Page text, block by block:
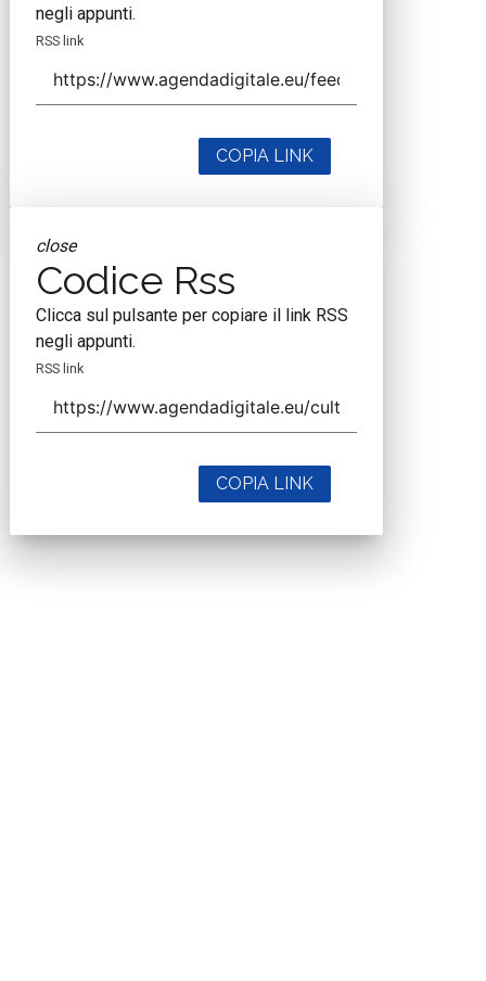
negli appunti.
RSS link
COPIA LINK
close
Codice Rss
Clicca sul pulsante per copiare il link RSS
negli appunti.
RSS link
COPIA LINK